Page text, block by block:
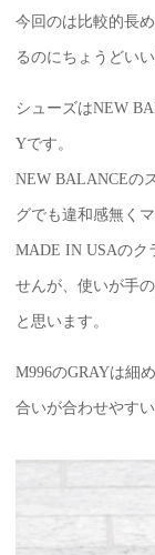
今回のは比較的長
るのにちょうどい
シューズはNEW
Yです。
NEW BALANCEの
グでも違和感無く
MADE IN USAのク
せんが、使いが手
と思います。
M996のGRAYは細
合いが合わせやす